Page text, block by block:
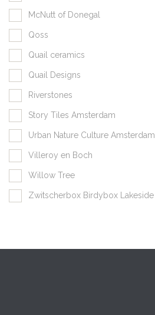
McNutt of Donegal
Qoss
Quail ceramics
Quail Designs
Riverstones
Story Tiles Amsterdam
Urban Nature Culture Amsterdam
Villeroy en Boch
Willow Tree
Zwitscherbox Birdybox Lakeside